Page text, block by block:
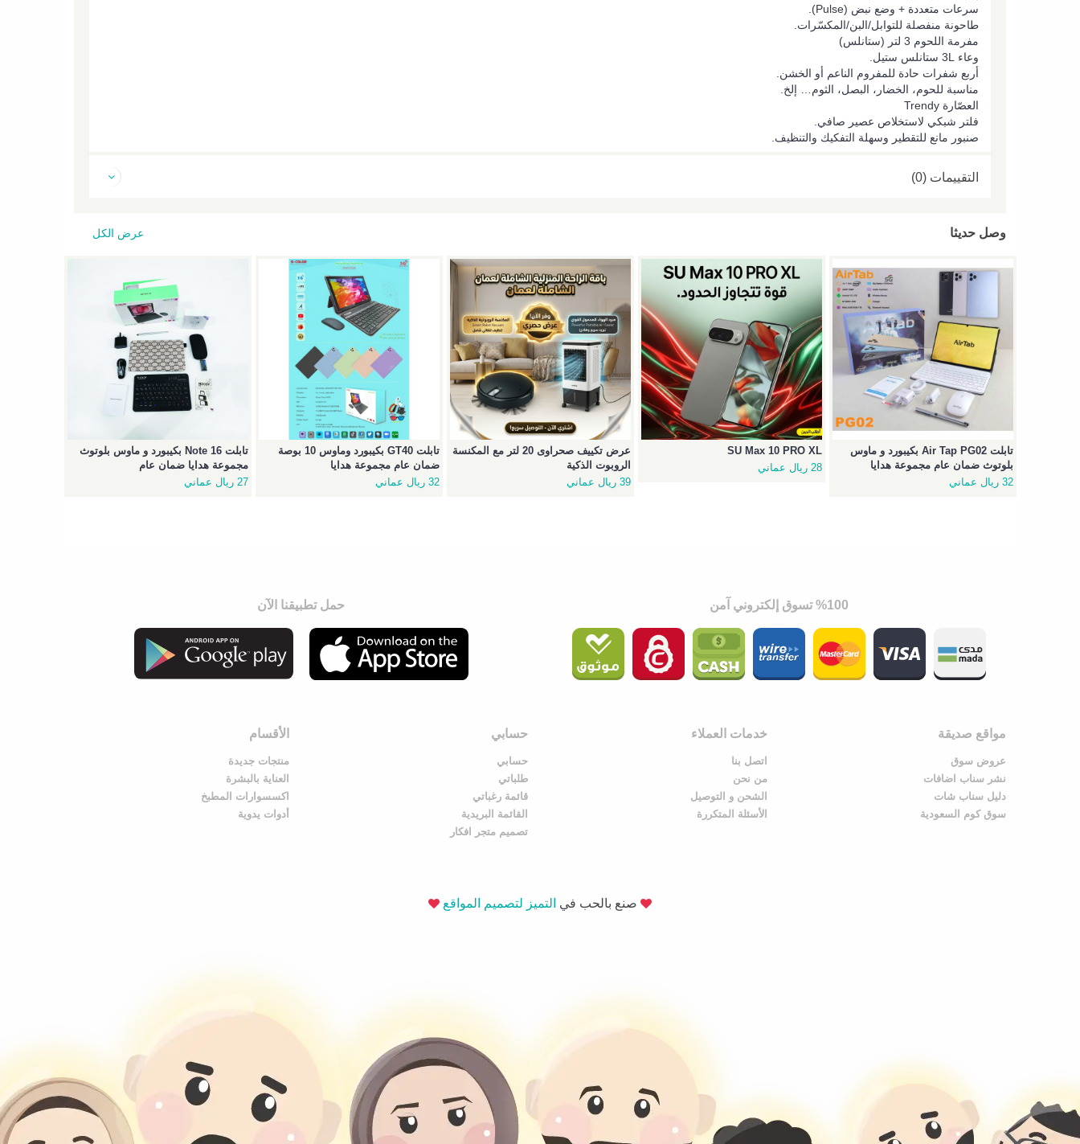
سرعات متعددة + وضع نبض (Pulse).
طاحونة منفصلة للتوابل/البن/المكسّرات.
مفرمة اللحوم 3 لتر (ستانلس)
وعاء 3L ستانلس ستيل.
أربع شفرات حادة للمفروم الناعم أو الخشن.
مناسبة للحوم، الخضار، البصل، الثوم… إلخ.
العصّارة Trendy
فلتر شبكي لاستخلاص عصير صافي.
صنبور مانع للتقطير وسهلة التفكيك والتنظيف.
التقييمات (0)
وصل حديثا عرض الكل
تابلت Note 16 بكيبورد و ماوس بلوتوث
مجموعة هدايا ضمان عام
27 ريال عماني
تابلت GT40 بكيبورد وماوس 10 بوصة
ضمان عام مجموعة هدايا
32 ريال عماني
عرض تكييف صحراوى 20 لتر مع المكنسة
الروبوت الذكية
39 ريال عماني
SU Max 10 PRO XL
28 ريال عماني
تابلت Air Tap PG02 بكيبورد و ماوس
بلوتوث ضمان عام مجموعة هدايا
32 ريال عماني
%100 تسوق إلكتروني آمن حمل تطبيقنا الآن
مواقع صديقة
عروض سوق
نشر سناب اضافات
دليل سناب شات
سوق كوم السعودية
خدمات العملاء
اتصل بنا
من نحن
الشحن و التوصيل
الأسئلة المتكررة
حسابي
حسابي
طلباتي
قائمة رغباتي
القائمة البريدية
تصميم متجر افكار
الأقسام
منتجات جديدة
العناية بالبشرة
اكسسوارات المطبخ
أدوات يدوية
صنع بالحب في التميز لتصميم المواقع